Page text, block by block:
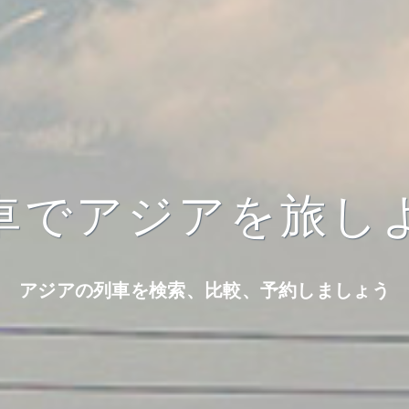
でアジアを旅し
アジアの列車を検索、比較、予約しましょう